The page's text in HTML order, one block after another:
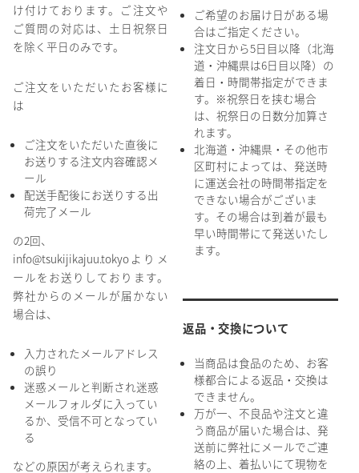
け付けております。ご注文や
ご質問の対応は、土日祝祭日
を除く平日のみです。
ご注文をいただいたお客様に
は
ご注文をいただいた直後に
お送りする注文内容確認メ
ール
配送手配後にお送りする出
荷完了メール
の2回、
info@tsukijikajuu.tokyoよりメ
ールをお送りしております。
弊社からのメールが届かない
場合は、
入力されたメールアドレス
の誤り
迷惑メールと判断され迷惑
メールフォルダに入ってい
るか、受信不可となってい
る
などの原因が考えられます。
ご希望のお届け日がある場
合はご指定ください。
注文日から5日目以降（北海
道・沖縄県は6日目以降）の
着日・時間帯指定ができま
す。※祝祭日を挟む場合
は、祝祭日の日数分加算さ
れます。
北海道・沖縄県・その他市
区町村によっては、発送時
に運送会社の時間帯指定を
できない場合がございま
す。その場合は到着が最も
早い時間帯にて発送いたし
ます。
返品・交換について
当商品は食品のため、お客
様都合による返品・交換は
できません。
万が一、不良品や注文と違
う商品が届いた場合は、発
送前に弊社にメールでご連
絡の上、着払いにて現物を